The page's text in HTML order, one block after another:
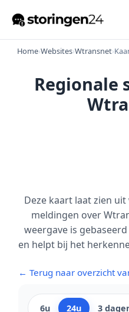
Home›Websites›Wtransnet›
Regionale
Deze kaart laat zien
meldingen over
weergave is
en helpt bij het
← Terug naar overzicht
6u 24u
3